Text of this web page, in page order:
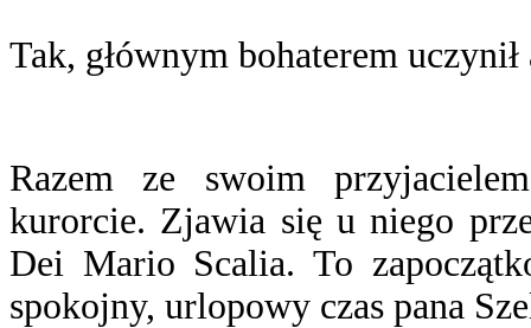
Tak, głównym bohaterem
Razem ze swoim
kurorcie. Zjawia się u niego
Dei Mario Scalia. To
spokojny, urlopowy czas pana